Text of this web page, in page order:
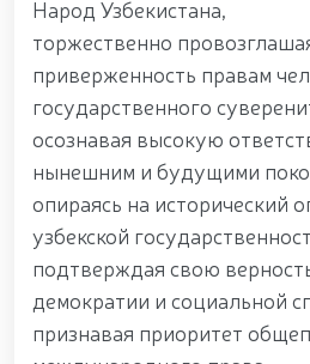
Наследие предков –
гордости и патриотизма. //
Ташматов ознакомился
Ташкентского военно-
«Темурбеклар
Национальной гвардией,
Ташматов, побывал с
Сырдарьинской и
Состоялась
практическая конференция
развития науки и
системе военного
Национальной гвардией
Ташматов провёл первые
Юнусабадском районе. //
Народ Узбекистана,
торжественно
приверженность правам
государственного
осознавая высокую
нынешним и будущими
опираясь на исторический
узбекской
подтверждая свою
демократии и социальной
признавая приоритет